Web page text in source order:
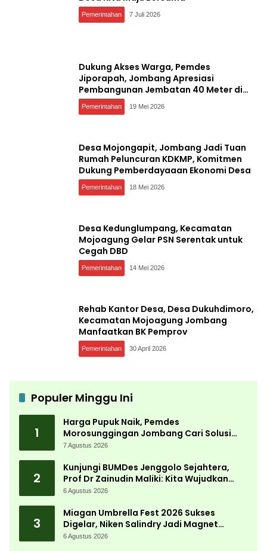
Pemerintahan 7 Juli 2026
Dukung Akses Warga, Pemdes
Jiporapah, Jombang Apresiasi
Pembangunan Jembatan 40 Meter di
Kedungdendeng
Pemerintahan 19 Mei 2026
Desa Mojongapit, Jombang Jadi Tuan
Rumah Peluncuran KDKMP, Komitmen
Dukung Pemberdayaaan Ekonomi Desa
Pemerintahan 18 Mei 2026
Desa Kedunglumpang, Kecamatan
Mojoagung Gelar PSN Serentak untuk
Cegah DBD
Pemerintahan 14 Mei 2026
Rehab Kantor Desa, Desa Dukuhdimoro,
Kecamatan Mojoagung Jombang
Manfaatkan BK Pemprov
Pemerintahan 30 April 2026
Populer Minggu Ini
1
Harga Pupuk Naik, Pemdes
Morosunggingan Jombang Cari Solusi
Lewat Kajian Akademik
7 Agustus 2026
2
Kunjungi BUMDes Jenggolo Sejahtera,
Prof Dr Zainudin Maliki: Kita Wujudkan
Kemandirian Ekonomi dengan Potensi
6 Agustus 2026
3
Miagan Umbrella Fest 2026 Sukses
Digelar, Niken Salindry Jadi Magnet
Ribuan Pengunjung
6 Agustus 2026